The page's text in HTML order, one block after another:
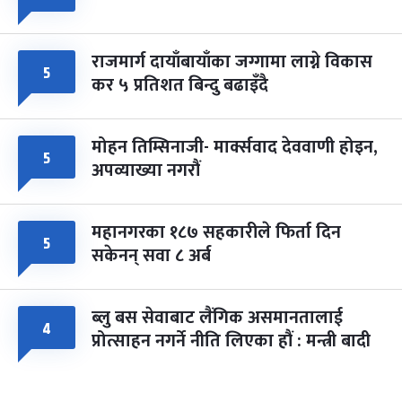
५ राजमार्ग दायाँबायाँका जग्गामा लाग्ने विकास
कर ५ प्रतिशत बिन्दु बढाइँदै
५ मोहन तिम्सिनाजी- मार्क्सवाद देववाणी होइन,
अपव्याख्या नगरौं
५ महानगरका १८७ सहकारीले फिर्ता दिन
सकेनन् सवा ८ अर्ब
४ ब्लु बस सेवाबाट लैंगिक असमानतालाई
प्रोत्साहन नगर्ने नीति लिएका हौं : मन्त्री बादी